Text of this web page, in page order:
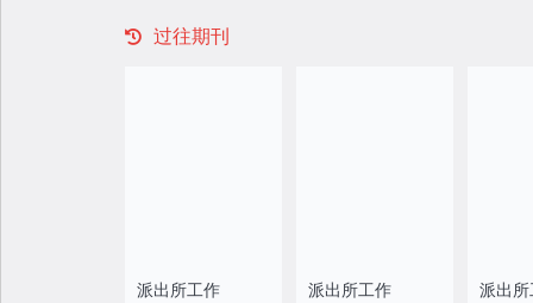
过往期刊
派出所工作
派出所工作
派出所